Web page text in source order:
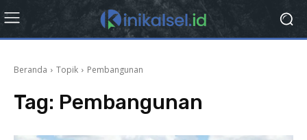
Beranda Topik Pembangunan
Tag: Pembangunan